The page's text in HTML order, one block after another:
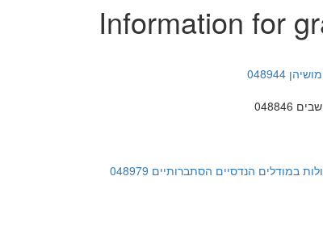
Information for
048944